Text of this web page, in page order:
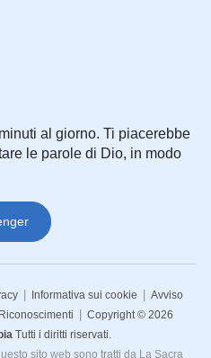
al giorno. Ti piacerebbe
le parole di Dio, in modo
| Informativa sui cookie | Avviso
Riconoscimenti | Copyright © 2026
Tutti i diritti riservati.
sito web sono tratti da La Sacra